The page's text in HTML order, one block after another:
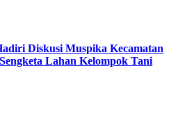
Diskusi Muspika Kecamatan
Lahan Kelompok Tani